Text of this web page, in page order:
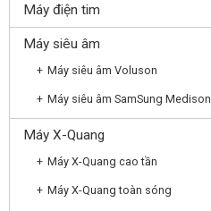
Máy điện tim
Máy siêu âm
Máy siêu âm Voluson
Máy siêu âm SamSung Medison
Máy X-Quang
Máy X-Quang cao tần
Máy X-Quang toàn sóng